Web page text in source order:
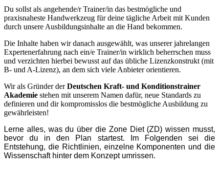
Du sollst als angehende/r Trainer/in das bestmögliche und
praxisnaheste Handwerkzeug für deine tägliche Arbeit mit Kunden
durch unsere Ausbildungsinhalte an die Hand bekommen.
Die Inhalte haben wir danach ausgewählt, was unserer jahrelangen
Expertenerfahrung nach ein/e Trainer/in wirklich beherrschen muss
und verzichten hierbei bewusst auf das übliche Lizenzkonstrukt (mit
B- und A-Lizenz), an dem sich viele Anbieter orientieren.
Wir als Gründer derDeutschen Kraft- und Konditionstrainer
Akademie stehen mit unserem Namen dafür, neue Standards zu
definieren und dir kompromisslos die bestmögliche Ausbildung zu
gewährleisten!
Lerne alles, was du über die Zone Diet (ZD) wissen musst,
bevor du in den Plan startest. Im Folgenden sei die
Entstehung, die Richtlinien, einzelne Komponenten und die
Wissenschaft hinter dem Konzept umrissen.